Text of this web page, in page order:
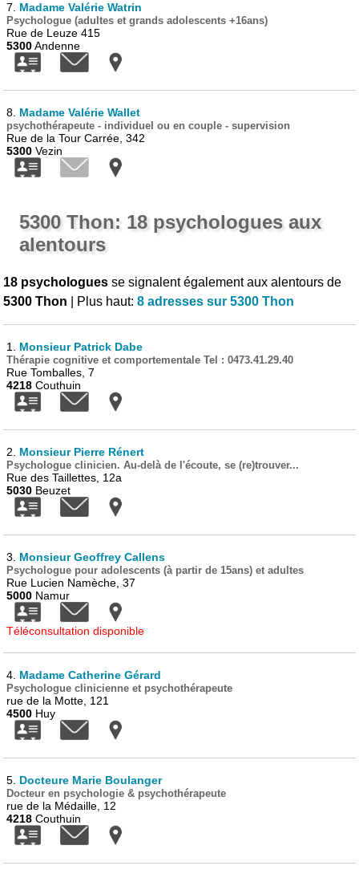
7. Madame Valérie Watrin
Psychologue (adultes et grands adolescents +16ans)
Rue de Leuze 415
5300Andenne
8. Madame Valérie Wallet
psychothérapeute - individuel ou en couple - supervision
Rue de la Tour Carrée, 342
5300 Vezin
5300 Thon: 18 psychologues aux
alentours
18 psychologues se signalent également aux alentours de
5300 Thon | Plus haut:8 adresses sur 5300 Thon
1. Monsieur Patrick Dabe
Thérapie cognitive et comportementale Tel : 0473.41.29.40
Rue Tomballes, 7
4218 Couthuin
2. Monsieur Pierre Rénert
Psychologue clinicien. Au-delà de l'écoute, se (re)trouver...
Rue des Taillettes, 12a
5030 Beuzet
3. Monsieur Geoffrey Callens
Psychologue pour adolescents (à partir de 15ans) et adultes
Rue Lucien Namèche, 37
5000 Namur
Téléconsultation disponible
4. Madame Catherine Gérard
Psychologue clinicienne et psychothérapeute
rue de la Motte, 121
4500 Huy
5. Docteure Marie Boulanger
Docteur en psychologie & psychothérapeute
rue de la Médaille, 12
4218 Couthuin